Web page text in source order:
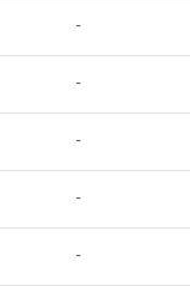
-
-
-
-
-